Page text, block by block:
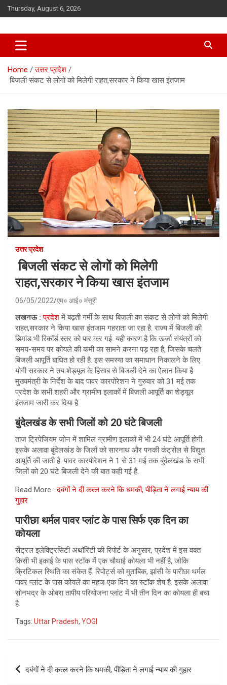
Skip
to
Thursday, August 6, 2026
Home
उत्तर प्रदेश
बिजली संकट से लोगों को मिलेगी राहत,सरकार ने किया खास इंतजाम
उत्तर प्रदेश
बिजली संकट से लोगों को मिलेगी
राहत,सरकार ने किया खास इंतजाम
06/05/2022 एम० आई० मंसूरी
लखनऊ : प्रदेशमें बढ़ती गर्मी के साथ बिजली का संकट से लोगों को मिलेगी
राहत,सरकार ने किया खास इंतजाम गहराता जा रहा है. राज्य में बिजली की
डिमांड भी रिकॉर्ड स्तर को पार कर गई. यही कारण है कि ऊर्जा संयंत्रों को
समय-समय पर कोयले की कमी का सामने करना पड़ रहा है, जिसके चलते
बिजली आपूर्ति बाधित हो रही है. इस समस्या का समाधान निकालने के लिए
योगी सरकार ने तय शेड्यूल के हिसाब से बिजली देने का ऐेलान किया है.
मुख्‍यमंत्री के निर्देश के बाद पावर कारपोरेशन ने गुरुवार को 31 मई तक
प्रदेश के सभी शहरी और ग्रामीण इलाकों में बिजली आपूर्ति का शेड्यूल
इंतजाम जारी कर दिया है.
बुंदेलखंड के सभी जिलों को 20 घंटे बिजली
ताज ट्रिपेजियम जोन में शामिल ग्रामीण इलाकों में भी 24 घंटे आपूर्ति होगी.
इसके अलावा बुंदेलखंड के जिलों को सारनाथ और पनकी कंट्रोल से विद्युत
आपूर्ति की जाती है. पावर कारपोरेशन ने 1 से 31 मई तक बुंदेलखंड के सभी
जिलों को 20 घंटे बिजली देने की बात कही गई है.
Read More :दबंगों ने दी कत्ल करने कि धमकी, पीड़िता ने लगाई न्याय की
गुहार
पारीछा थर्मल पावर प्लांट के पास सिर्फ एक दिन का
कोयला
सेंट्रल इलेक्ट्रिसिटी अथॉरिटी की रिपोर्ट के अनुसार, प्रदेश में इस वक्त
किसी भी इकाई के पास स्टॉक में एक चौथाई कोयला भी नहीं है, जोकि
क्रिटिकल स्थिति का संकेत हैं. रिपोर्ट्स को मुताबिक, झांसी के पारीछा थर्मल
पावर प्लांट के पास कोयले का महज एक दिन का स्टॉक शेष है. इसके अलावा
सोनभद्र के ओबरा तापीय परियोजना प्लांट में भी तीन दिन का कोयला ही बचा
है.
Tags: Uttar Pradesh, YOGI
Post
दबंगों ने दी कत्ल करने कि धमकी, पीड़िता ने लगाई न्याय की गुहार